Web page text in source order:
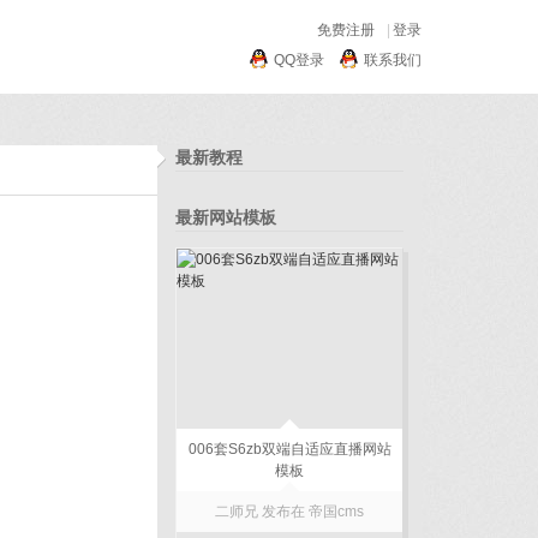
免费注册
登录
QQ登录
联系我们
最新教程
最新网站模板
006套S6zb双端自适应直播网站
模板
二师兄 发布在 帝国cms